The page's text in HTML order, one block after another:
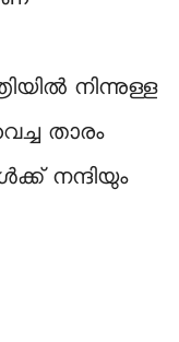
നിന്നുള്ള
താരം
നന്ദിയും